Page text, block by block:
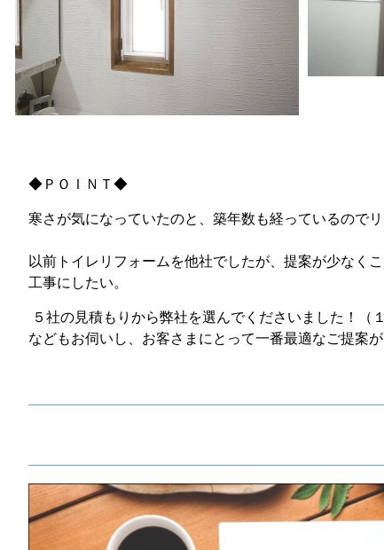
◆ＰＯＩＮＴ◆
寒さが気になっていたのと、築年数も経っているのでリ
以前トイレリフォームを他社でしたが、提案が少なく
工事にしたい。
５社の見積もりから弊社を選んでくださいました！
などもお伺いし、お客さまにとって一番最適なご提案